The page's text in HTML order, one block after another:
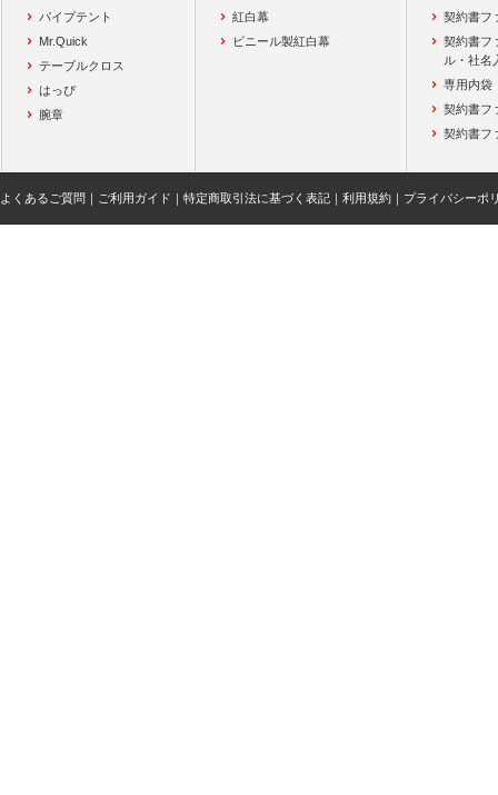
パイプテント
Mr.Quick
テーブルクロス
はっぴ
腕章
紅白幕
ビニール製紅白幕
契約書フ
契約書フ
ル・社名
専用内袋
契約書フ
契約書フ
よくあるご質問 ご利用ガイド 特定商取引法に基づく表記 利用規約 プライバシーポ